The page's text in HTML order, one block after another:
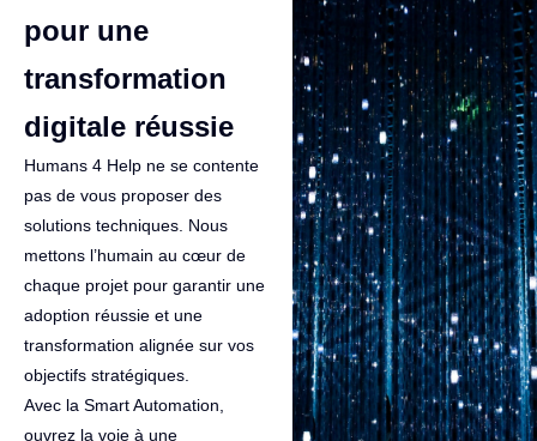
pour une
transformation
digitale réussie
Humans 4 Help ne se contente
pas de vous proposer des
solutions techniques. Nous
mettons l’humain au cœur de
chaque projet pour garantir une
adoption réussie et une
transformation alignée sur vos
objectifs stratégiques.
Avec la Smart Automation,
ouvrez la voie à une